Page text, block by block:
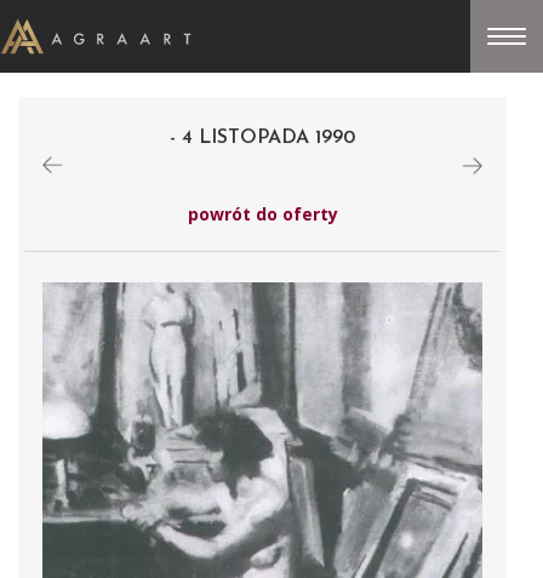
- 4 LISTOPADA 1990
powrót do oferty